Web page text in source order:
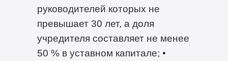
руководителей которых не
превышает 30 лет, а доля
учредителя составляет не менее
50 % в уставном капитале; •